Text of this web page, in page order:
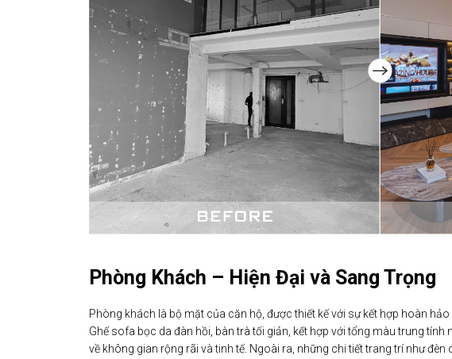
Phòng Khách – Hiện Đại và Sang Trọng
Phòng khách là bộ mặt của căn hộ, được thiết kế với sự kết hợp hoàn
Ghế sofa bọc da đàn hồi, bàn trà tối giản, kết hợp với tổng màu trung
về không gian rộng rãi và tinh tế. Ngoài ra, những chi tiết trang trí như